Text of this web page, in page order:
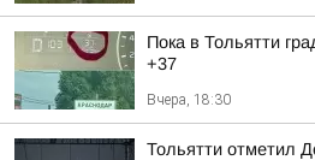
Пока в Тольятти
+37
Вчера, 18:30
Тольятти отметил